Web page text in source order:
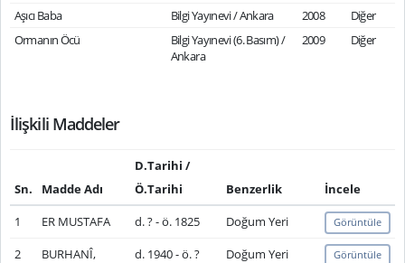
Aşıcı Baba Bilgi Yayınevi / Ankara 2008
Diğer
Ormanın Öcü
Bilgi Yayınevi (6. Basım) /
Ankara
2009 Diğer
İlişkili Maddeler
Sn. Madde Adı
D.Tarihi /
Ö.Tarihi
Benzerlik
İncele
1
ER MUSTAFA d. ? - ö. 1825 Doğum Yeri Görüntüle
2
BURHANÎ,
d. 1940 - ö. ? Doğum Yeri Görüntüle